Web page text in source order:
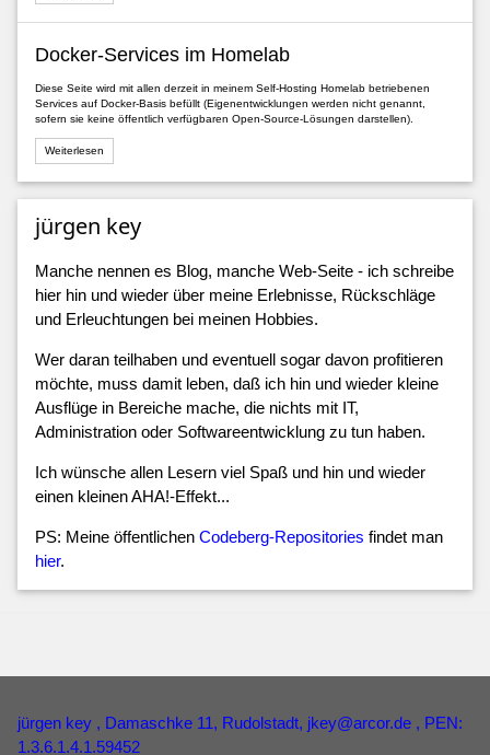
Docker-Services im Homelab
Diese Seite wird mit allen derzeit in meinem Self-Hosting Homelab betriebenen
Services auf Docker-Basis befüllt (Eigenentwicklungen werden nicht genannt,
sofern sie keine öffentlich verfügbaren Open-Source-Lösungen darstellen).
Weiterlesen
jürgen key
Manche nennen es Blog, manche Web-Seite - ich schreibe
hier hin und wieder über meine Erlebnisse, Rückschläge
und Erleuchtungen bei meinen Hobbies.
Wer daran teilhaben und eventuell sogar davon profitieren
möchte, muss damit leben, daß ich hin und wieder kleine
Ausflüge in Bereiche mache, die nichts mit IT,
Administration oder Softwareentwicklung zu tun haben.
Ich wünsche allen Lesern viel Spaß und hin und wieder
einen kleinen AHA!-Effekt...
PS: Meine öffentlichen Codeberg-Repositories findet man
hier.
jürgen key , Damaschke 11, Rudolstadt, jkey@arcor.de , PEN:
1.3.6.1.4.1.59452